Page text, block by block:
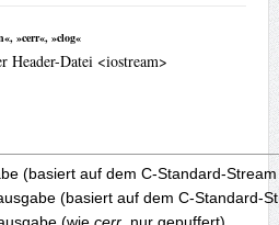
»cerr«, »clog«
Header-Datei <iostream>
(basiert auf dem C-Standard-
(basiert auf dem C-Standard-